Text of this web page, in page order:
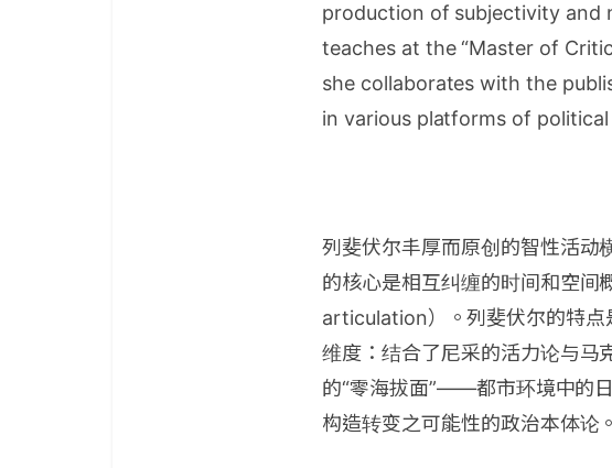
production of subjectivity and
teaches at the “Master of
she collaborates with the
in various platforms of
列斐伏尔丰厚而原创的智性活动
的核心是相互纠缠的时间和空间
articulation）。列斐伏尔的特点
维度：结合了尼采的活力论与马
的“零海拔面”——都市环境中的
构造转变之可能性的政治本体论。